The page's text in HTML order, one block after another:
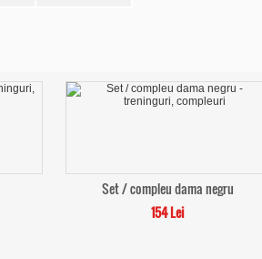
Set / compleu dama negru
154 Lei